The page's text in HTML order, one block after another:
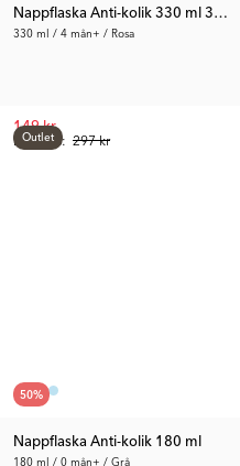
Nappflaska Anti-kolik 330 ml 3-pack
330 ml / 4 mån+ / Rosa
Rek. Pris: 297 kr
149 kr
Outlet
50%
Nappflaska Anti-kolik 180 ml
180 ml / 0 mån+ / Grå